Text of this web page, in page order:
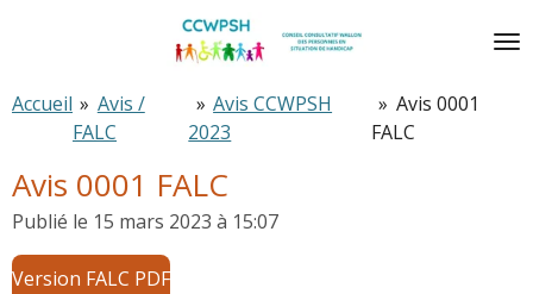
principal
Accueil » Avis /
FALC
» Avis CCWPSH
2023
» Avis 0001
FALC
Avis 0001 FALC
Publié le 15 mars 2023 à 15:07
Version FALC PDF